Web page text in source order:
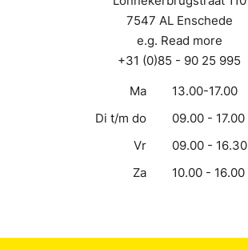
7547 AL Enschede
e.g. Read more
+31 (0)85 - 90 25 995
Ma
13.00-17.00
Di t/m do
09.00 - 17.00
Vr
09.00 - 16.30
Za
10.00 - 16.00